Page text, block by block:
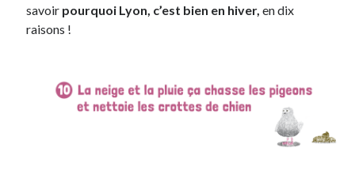
savoir pourquoi Lyon, c’est bien en hiver, en dix
raisons !